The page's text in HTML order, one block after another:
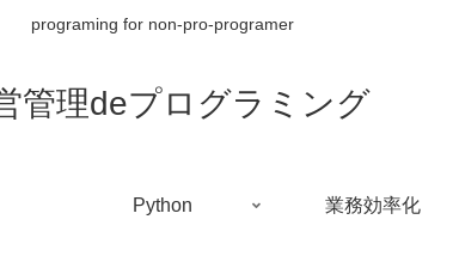
programing for non-pro-programer
管理deプログラミング
Python 業務効率化